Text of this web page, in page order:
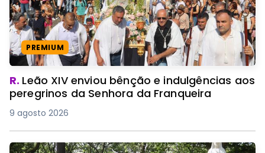
PREMIUM
R. Leão XIV enviou bênção e indulgências aos
peregrinos da Senhora da Franqueira
9 agosto 2026